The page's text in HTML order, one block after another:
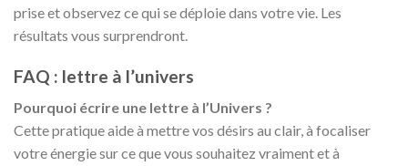
prise et observez ce qui se déploie dans votre vie. Les
résultats vous surprendront.
FAQ : lettre à l’univers
Pourquoi écrire une lettre à l’Univers ?
Cette pratique aide à mettre vos désirs au clair, à focaliser
votre énergie sur ce que vous souhaitez vraiment et à